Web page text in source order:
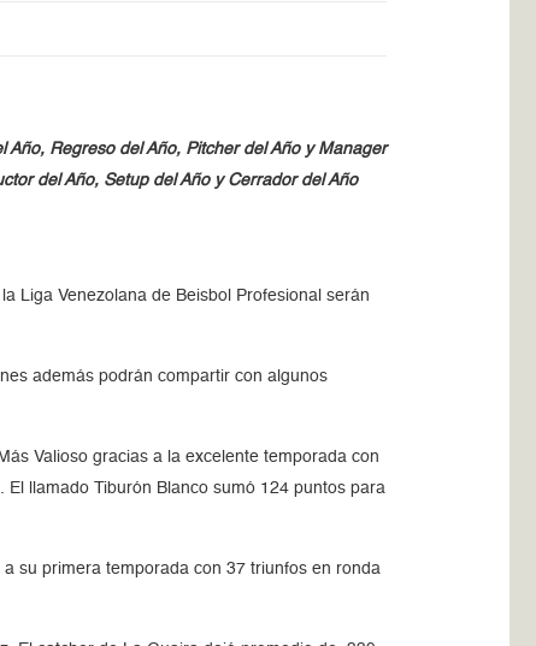
Regreso del Año, Pitcher del Año y Manager
del Año, Setup del Año y Cerrador del Año
Liga Venezolana de Beisbol Profesional serán
además podrán compartir con algunos
Valioso gracias a la excelente temporada con
llamado Tiburón Blanco sumó 124 puntos para
su primera temporada con 37 triunfos en ronda